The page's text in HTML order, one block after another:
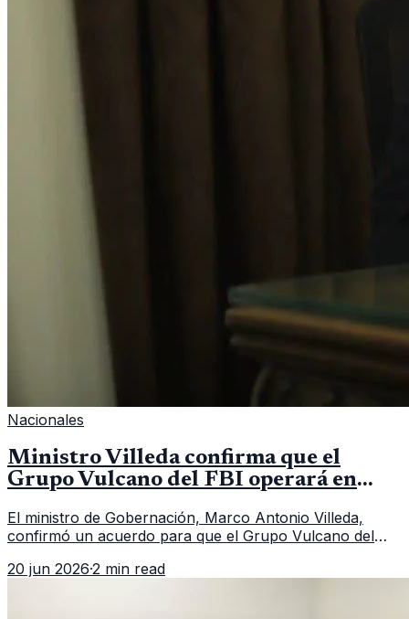
Nacionales
Ministro Villeda confirma que el
Grupo Vulcano del FBI operará en
El ministro de Gobernación, Marco Antonio Villeda,
confirmó un acuerdo para que el Grupo Vulcano del
fallido con la administración anterior del Ministerio
20 jun 2026·2 min read